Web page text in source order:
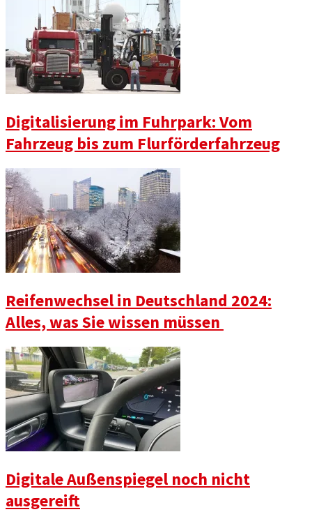
Digitalisierung im Fuhrpark: Vom
Fahrzeug bis zum Flurförderfahrzeug
Reifenwechsel in Deutschland 2024:
Alles, was Sie wissen müssen
Digitale Außenspiegel noch nicht
ausgereift